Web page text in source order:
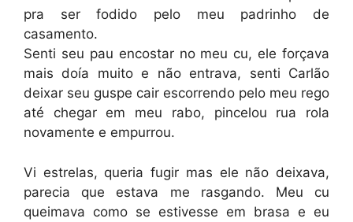
pra ser fodido pelo meu padrinho de
casamento.
Senti seu pau encostar no meu cu, ele forçava
mais doía muito e não entrava, senti Carlão
deixar seu guspe cair escorrendo pelo meu rego
até chegar em meu rabo, pincelou rua rola
novamente e empurrou.
Vi estrelas, queria fugir mas ele não deixava,
parecia que estava me rasgando. Meu cu
queimava como se estivesse em brasa e eu